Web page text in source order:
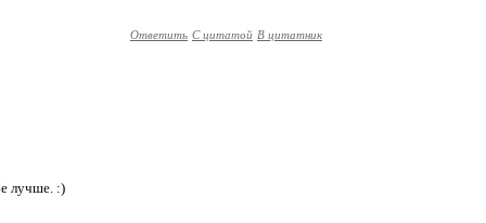
Ответить С цитатой В цитатник
лучше. :)